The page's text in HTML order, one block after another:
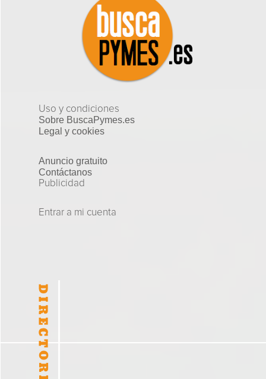
Uso y condiciones
Sobre BuscaPymes.es
Legal y cookies
Anuncio gratuito
Contáctanos
Publicidad
Entrar a mi cuenta